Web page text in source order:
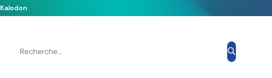
Kalodon